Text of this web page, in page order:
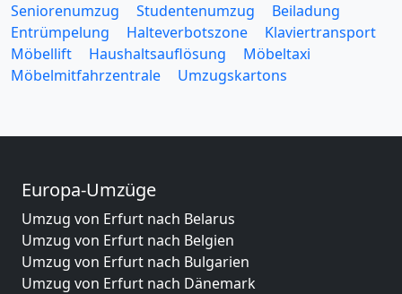
Seniorenumzug
Studentenumzug
Beiladung
Entrümpelung
Halteverbotszone
Klaviertransport
Möbellift
Haushaltsauflösung
Möbeltaxi
Möbelmitfahrzentrale
Umzugskartons
Europa-Umzüge
Umzug von Erfurt nach Belarus
Umzug von Erfurt nach Belgien
Umzug von Erfurt nach Bulgarien
Umzug von Erfurt nach Dänemark